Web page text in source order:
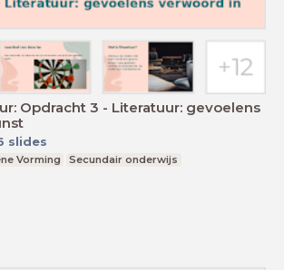
Opdracht 3 - Literatuur: gevoelens
slides
Vorming Secundair onderwijs